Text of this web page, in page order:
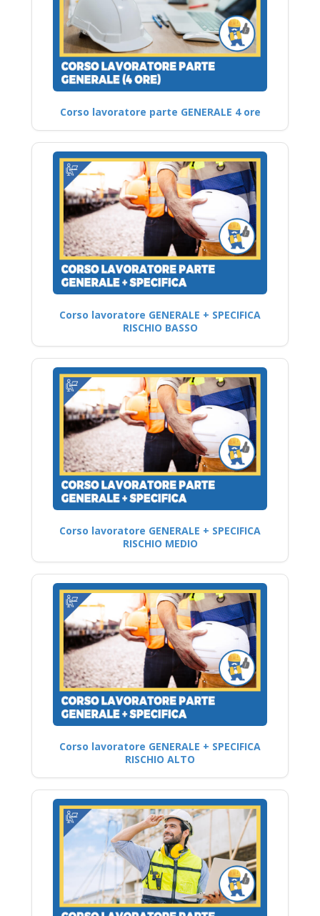
Corso lavoratore parte GENERALE 4 ore
Corso lavoratore GENERALE + SPECIFICA
RISCHIO BASSO
Corso lavoratore GENERALE + SPECIFICA
RISCHIO MEDIO
Corso lavoratore GENERALE + SPECIFICA
RISCHIO ALTO